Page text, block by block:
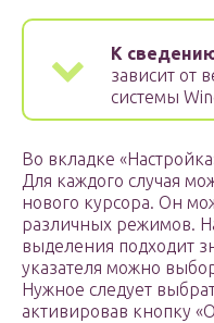
К
зависит от
системы
Во вкладке
Для каждого случая
нового курсора. Он
различных режимов.
выделения подходит
указателя можно
Нужное следует
активировав кнопку